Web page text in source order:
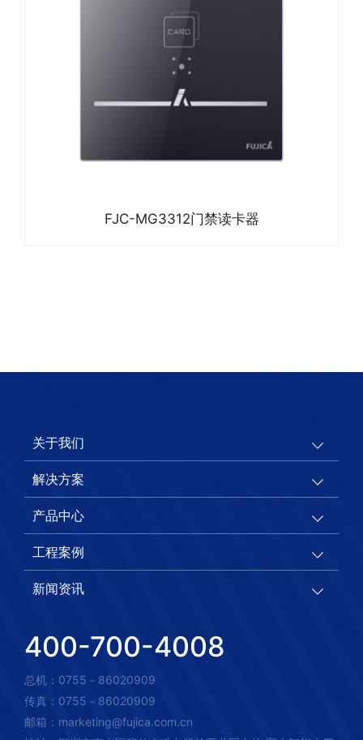
FJC-MG3312门禁读卡器
关于我们
解决方案
产品中心
工程案例
新闻资讯
400-700-4008
总机：0755－86020909
传真：0755－86020909
邮箱：marketing@fujica.com.cn